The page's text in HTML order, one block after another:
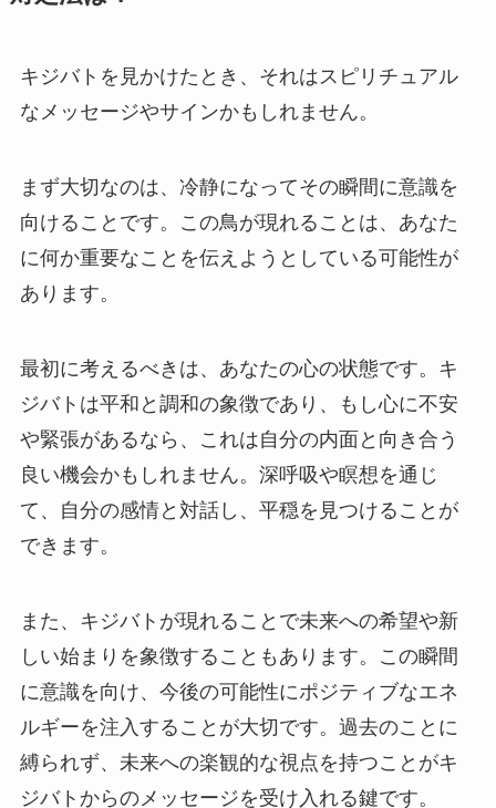
キジバトを見かけたとき、それはスピリチュアル
なメッセージやサインかもしれません。
まず大切なのは、冷静になってその瞬間に意識を
向けることです。この鳥が現れることは、あなた
に何か重要なことを伝えようとしている可能性が
あります。
最初に考えるべきは、あなたの心の状態です。キ
ジバトは平和と調和の象徴であり、もし心に不安
や緊張があるなら、これは自分の内面と向き合う
良い機会かもしれません。深呼吸や瞑想を通じ
て、自分の感情と対話し、平穏を見つけることが
できます。
また、キジバトが現れることで未来への希望や新
しい始まりを象徴することもあります。この瞬間
に意識を向け、今後の可能性にポジティブなエネ
ルギーを注入することが大切です。過去のことに
縛られず、未来への楽観的な視点を持つことがキ
ジバトからのメッセージを受け入れる鍵です。